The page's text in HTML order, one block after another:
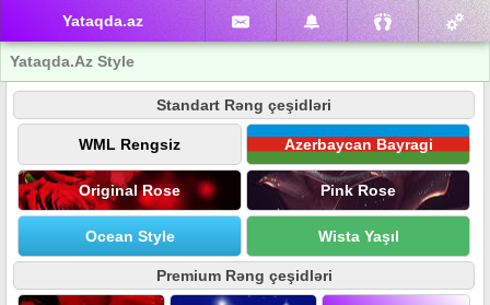
Yataqda.az
Yataqda.Az Style
Standart Rəng çeşidləri
WML Rengsiz Azerbaycan Bayragi
Original Rose Pink Rose
Ocean Style Wista Yaşıl
Premium Rəng çeşidləri